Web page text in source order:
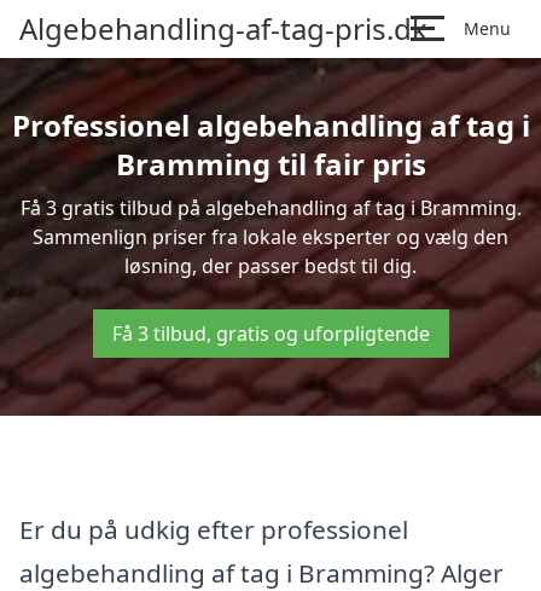
Algebehandling-af-tag-pris.dk Menu
Professionel algebehandling af tag i
Bramming til fair pris
Få 3 gratis tilbud på algebehandling af tag i Bramming.
Sammenlign priser fra lokale eksperter og vælg den
løsning, der passer bedst til dig.
Få 3 tilbud, gratis og uforpligtende
Er du på udkig efter professionel
algebehandling af tag i Bramming? Alger